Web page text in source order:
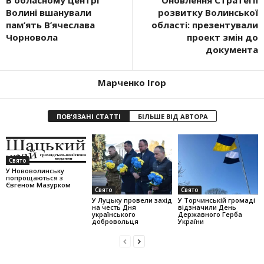
Волині вшанували
пам’ять В’ячеслава
Чорновола
розвитку Волинської
області: презентували
проект змін до
документа
Марченко Ігор
ПОВ'ЯЗАНІ СТАТТІ БІЛЬШЕ ВІД АВТОРА
Свято
У Нововолинську
попрощаються з
Євгеном Мазурком
Свято
У Луцьку провели захід
на честь Дня
українського
добровольця
Свято
У Торчинській громаді
відзначили День
Державного Герба
України